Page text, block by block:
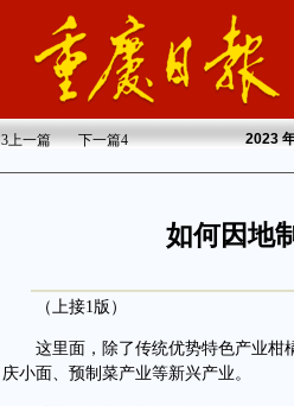
3上一篇 下一篇4 2023
如何因地
（上接1版）
这里面，除了传统优势特色产业柑
庆小面、预制菜产业等新兴产业。